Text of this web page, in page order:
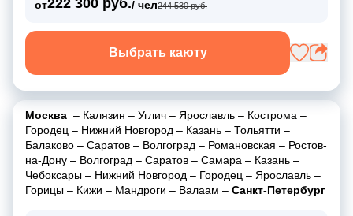
от / чел244 530 руб.
Выбрать каюту
Москва – Калязин – Углич – Ярославль – Кострома –
Городец – Нижний Новгород – Казань – Тольятти –
Балаково – Саратов – Волгоград – Романовская – Ростов-
на-Дону – Волгоград – Саратов – Самара – Казань –
Чебоксары – Нижний Новгород – Городец – Ярославль –
Горицы – Кижи – Мандроги – Валаам – Санкт-Петербург